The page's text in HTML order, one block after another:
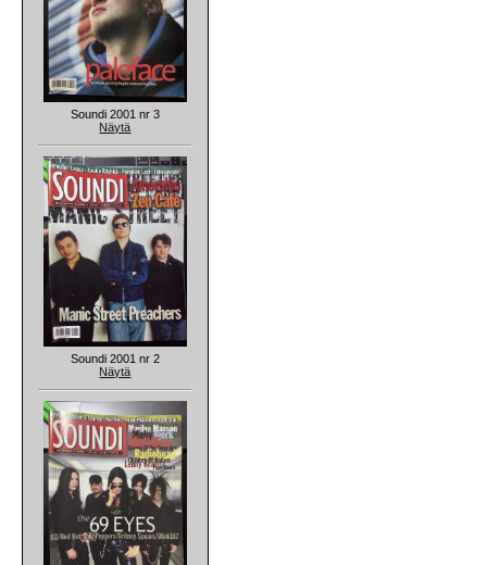
Soundi 2001 nr 3
Näytä
Soundi 2001 nr 2
Näytä